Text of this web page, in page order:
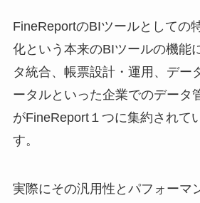
FineReportのBIツールとしての
化という本来のBIツールの機能
タ統合、帳票設計・運用、デー
ータルといった企業でのデータ
がFineReport１つに集約されて
す。
実際にその汎用性とパフォーマ